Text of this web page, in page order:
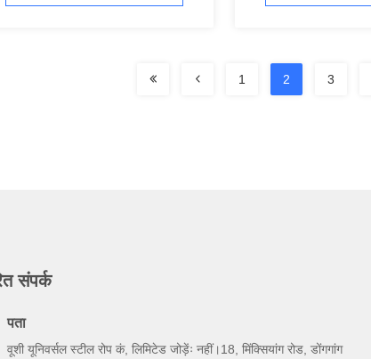
1 2 3
संपर्क
पता
वूशी यूनिवर्सल स्टील रोप कं, लिमिटेड जोड़ेंः नहीं।18, मिंक्सियांग रोड, डोंगगांग